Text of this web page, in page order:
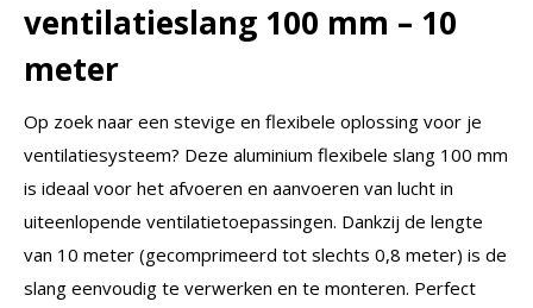
ventilatieslang 100 mm – 10
meter
Op zoek naar een stevige en flexibele oplossing voor je
ventilatiesysteem? Deze aluminium flexibele slang 100 mm
is ideaal voor het afvoeren en aanvoeren van lucht in
uiteenlopende ventilatietoepassingen. Dankzij de lengte
van 10 meter (gecomprimeerd tot slechts 0,8 meter) is de
slang eenvoudig te verwerken en te monteren. Perfect